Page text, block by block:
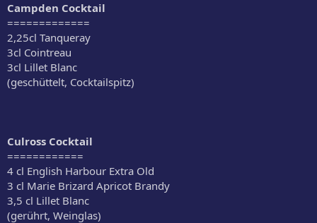
Campden Cocktail
=============
2,25cl Tanqueray
3cl Cointreau
3cl Lillet Blanc
(geschüttelt, Cocktailspitz)
Culross Cocktail
============
4 cl English Harbour Extra Old
3 cl Marie Brizard Apricot Brandy
3,5 cl Lillet Blanc
(gerührt, Weinglas)